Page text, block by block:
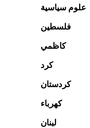
علوم سياسية
فلسطين
كاظمي
كرد
كردستان
كهرباء
لبنان